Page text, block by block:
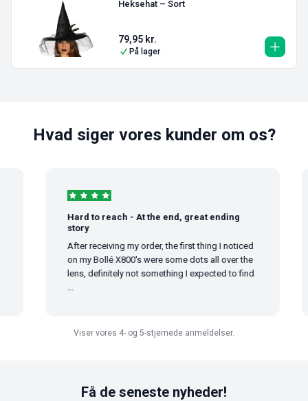
Heksehat – Sort
79,95 kr.
På lager
Hvad siger vores kunder om os?
Hard to reach - At the end, great ending
story
After receiving my order, the first thing I noticed
on my Bollé X800's were some dots all over the
lens, definitely not something I expected to find
Viser vores 4- og 5-stjernede anmeldelser.
Få de seneste nyheder!